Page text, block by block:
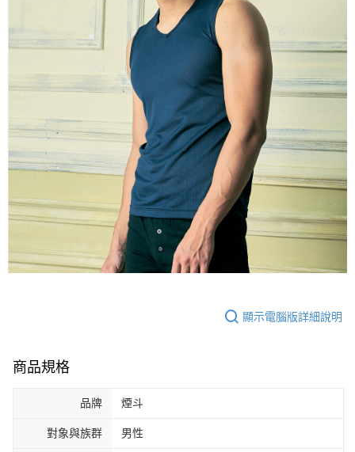
顯示電腦版詳細說明
商品規格
品牌 煙斗
對象與族群 男性